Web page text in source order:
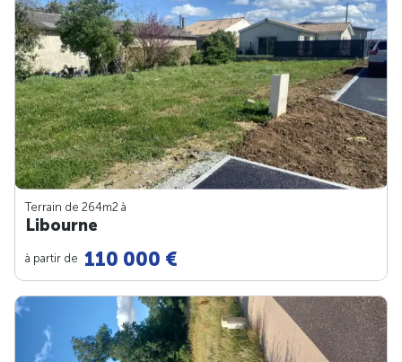
Terrain de 264m2 à
Libourne
à partir de 110 000 €